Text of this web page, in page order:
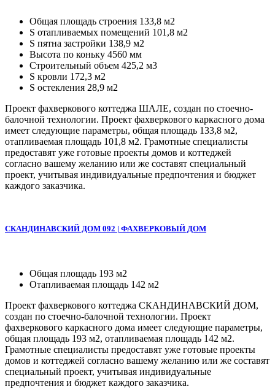
Общая площадь строения 133,8 м2
S отапливаемых помещений 101,8 м2
S пятна застройки 138,9 м2
Высота по коньку 4560 мм
Строительный объем 425,2 м3
S кровли 172,3 м2
S остекления 28,9 м2
Проект фахверкового коттеджа ШАЛЕ, создан по стоечно-
балочной технологии. Проект фахверкового каркасного дома
имеет следующие параметры, общая площадь 133,8 м2,
отапливаемая площадь 101,8 м2. Грамотные специалисты
предоставят уже готовые проекты домов и коттеджей
согласно вашему желанию или же составят специальный
проект, учитывая индивидуальные предпочтения и бюджет
каждого заказчика.
СКАНДИНАВСКИЙ ДОМ 092 | ФАХВЕРКОВЫЙ ДОМ
Общая площадь 193 м2
Отапливаемая площадь 142 м2
Проект фахверкового коттеджа СКАНДИНАВСКИЙ ДОМ,
создан по стоечно-балочной технологии. Проект
фахверкового каркасного дома имеет следующие параметры,
общая площадь 193 м2, отапливаемая площадь 142 м2.
Грамотные специалисты предоставят уже готовые проекты
домов и коттеджей согласно вашему желанию или же составят
специальный проект, учитывая индивидуальные
предпочтения и бюджет каждого заказчика.